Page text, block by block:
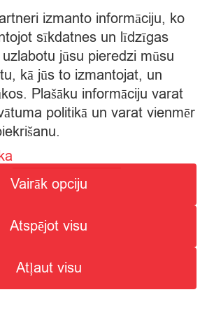
DZĒRIENU
SĒRIJA MT Nr. 00000000736.
2
izmanto informāciju, ko
sīkdatnes un līdzīgas
jūsu pieredzi mūsu
kā jūs to izmantojat, un
Plašāku informāciju varat
politikā un varat vienmēr
Vairāk opciju
Atspējot visu
Atļaut visu